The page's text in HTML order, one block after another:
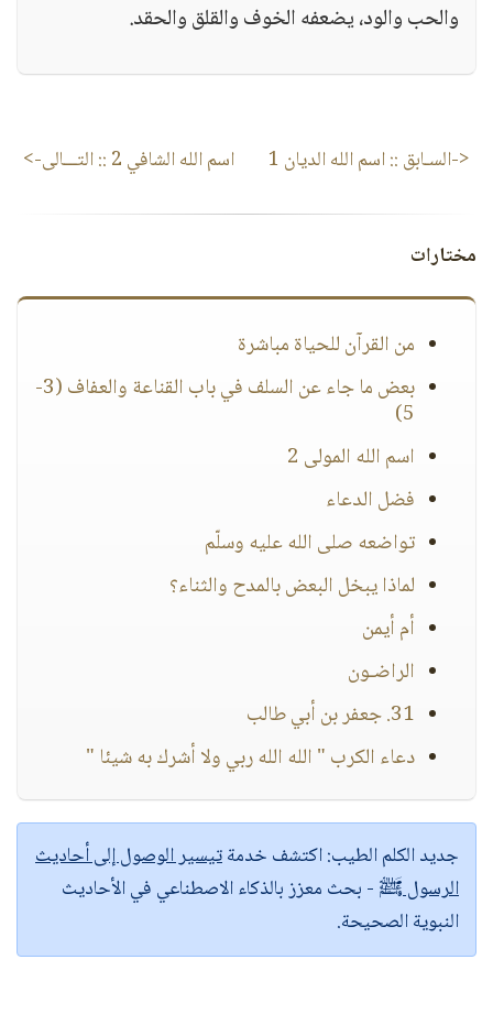
والحب والود، يضعفه الخوف والقلق والحقد.
<-السـابق ::اسم الله الديان 1 اسم الله الشافي 2 :: التـــالى->
مختارات
من القرآن للحياة مباشرة
بعض ما جاء عن السلف في باب القناعة والعفاف (3-
5)
اسم الله المولى 2
فضل الدعاء
تواضعه صلى الله عليه وسلّم
لماذا يبخل البعض بالمدح والثناء؟
أم أيمن
الراضـون
31. جعفر بن أبي طالب
دعاء الكرب " الله الله ربي ولا أشرك به شيئا "
جديد الكلم الطيب:اكتشف خدمةتيسير الوصول إلى أحاديث
الرسول ﷺ - بحث معزز بالذكاء الاصطناعي في الأحاديث
النبوية الصحيحة.